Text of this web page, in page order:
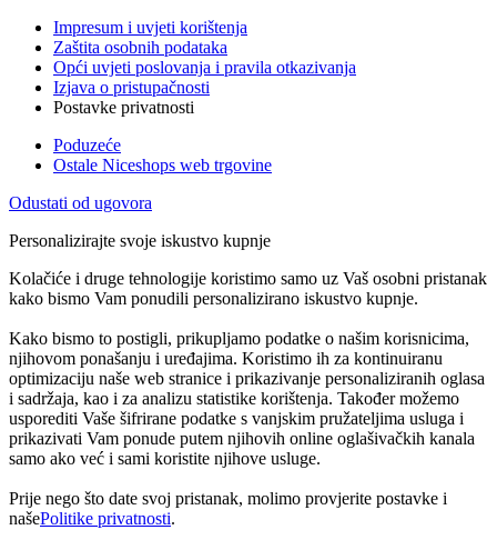
Impresum i uvjeti korištenja
Zaštita osobnih podataka
Opći uvjeti poslovanja i pravila otkazivanja
Izjava o pristupačnosti
Postavke privatnosti
Poduzeće
Ostale Niceshops web trgovine
Odustati od ugovora
Personalizirajte svoje iskustvo kupnje
Kolačiće i druge tehnologije koristimo samo uz Vaš osobni pristanak
kako bismo Vam ponudili personalizirano iskustvo kupnje.
Kako bismo to postigli, prikupljamo podatke o našim korisnicima,
njihovom ponašanju i uređajima. Koristimo ih za kontinuiranu
optimizaciju naše web stranice i prikazivanje personaliziranih oglasa
i sadržaja, kao i za analizu statistike korištenja. Također možemo
usporediti Vaše šifrirane podatke s vanjskim pružateljima usluga i
prikazivati Vam ponude putem njihovih online oglašivačkih kanala
samo ako već i sami koristite njihove usluge.
Prije nego što date svoj pristanak, molimo provjerite postavke i
našePolitike privatnosti.